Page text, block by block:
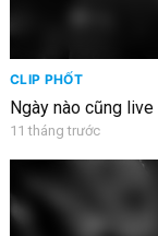
CLIP PHỐT
Ngày nào cũng
11 tháng trước